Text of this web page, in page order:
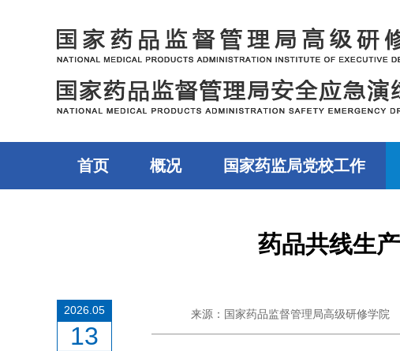
首页 概况 国家药监局党校工作
2026.05
13
药品共线生
来源：国家药品监督管理局高级研修学院